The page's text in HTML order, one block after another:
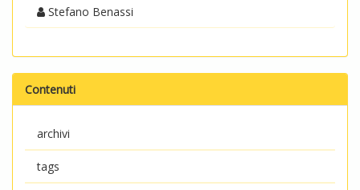
Stefano Benassi
Contenuti
archivi
tags